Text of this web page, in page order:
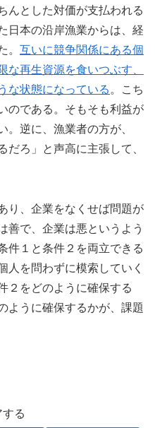
んとした対価が支払われる
日本の沿岸漁業からは、経
。 互いに競争関係にある個
な再生資源を食いつぶす、
な状態になっている 。こち
のである。そもそも利益が
。逆に、漁業者の方が、
だろ」と声高に主張して、
り、企業をなくせば問題が
善で、企業は悪というよう
件１と条件２を両立できる
人を問わずに模索していく
２をどのように確保する
ように確保するかが、課題
する